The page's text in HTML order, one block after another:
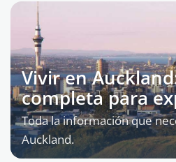
Vivir en
completa para
Toda la información que
Auckland.